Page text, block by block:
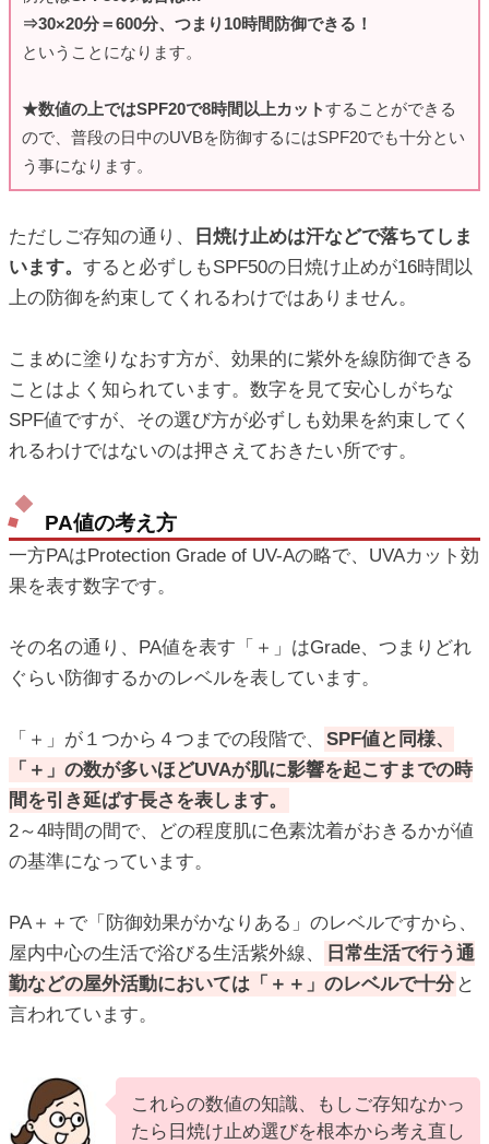
⇒30×20分＝600分、つまり10時間防御できる！
ということになります。
★数値の上ではSPF20で8時間以上カットすることができる
ので、普段の日中のUVBを防御するにはSPF20でも十分とい
う事になります。
ただしご存知の通り、
日焼け止めは汗などで落ちてしま
います。 すると必ずしもSPF50の日焼け止めが16時間以
上の防御を約束してくれるわけではありません。
こまめに塗りなおす方が、効果的に紫外を線防御できる
ことはよく知られています。数字を見て安心しがちな
SPF値ですが、その選び方が必ずしも効果を約束してく
れるわけではないのは押さえておきたい所です。
PA値の考え方
一方PAはProtection Grade of UV-Aの略で、UVAカット効
果を表す数字です。
その名の通り、PA値を表す「＋」はGrade、つまりどれ
ぐらい防御するかのレベルを表しています。
「＋」が１つから４つまでの段階で、
SPF値と同様、
「＋」の数が多いほどUVAが肌に影響を起こすまでの時
間を引き延ばす長さを表します。
2～4時間の間で、どの程度肌に色素沈着がおきるかが値
の基準になっています。
PA＋＋で「防御効果がかなりある」のレベルですから、
屋内中心の生活で浴びる生活紫外線、
日常生活で行う通
勤などの屋外活動においては「＋＋」のレベルで十分 と
言われています。
これらの数値の知識、もしご存知なかっ
たら日焼け止め選びを根本から考え直し